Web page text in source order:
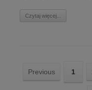
Czytaj więcej...
Previous 1